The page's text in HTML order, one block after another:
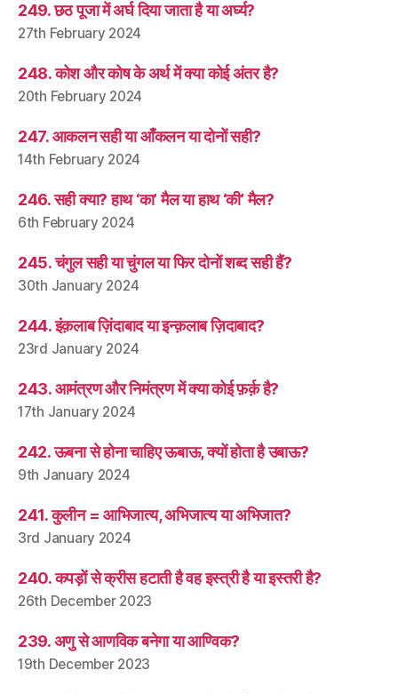
249. छठ पूजा में अर्घ दिया जाता है या अर्घ्य?
27th February 2024
248. कोश और कोष के अर्थ में क्या कोई अंतर है?
20th February 2024
247. आकलन सही या आँकलन या दोनों सही?
14th February 2024
246. सही क्या? हाथ ‘का’ मैल या हाथ ‘की’ मैल?
6th February 2024
245. चंगुल सही या चुंगल या फिर दोनों शब्द सही हैं?
30th January 2024
244. इंक़लाब ज़िंदाबाद या इन्क़लाब ज़िदाबाद?
23rd January 2024
243. आमंत्रण और निमंत्रण में क्या कोई फ़र्क़ है?
17th January 2024
242. ऊबना से होना चाहिए ऊबाऊ, क्यों होता है उबाऊ?
9th January 2024
241. कुलीन = आभिजात्य, अभिजात्य या अभिजात?
3rd January 2024
240. कपड़ों से क्रीस हटाती है वह इस्त्री है या इस्तरी है?
26th December 2023
239. अणु से आणविक बनेगा या आण्विक?
19th December 2023